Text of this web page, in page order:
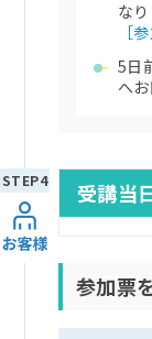
な
［
5日
へ
受講当
参加票